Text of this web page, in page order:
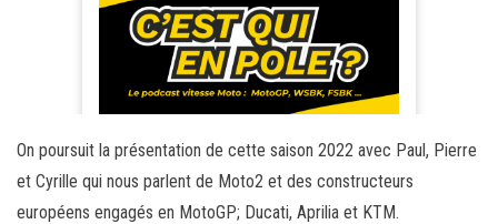
On poursuit la présentation de cette saison 2022 avec Paul, Pierre
et Cyrille qui nous parlent de Moto2 et des constructeurs
européens engagés en MotoGP; Ducati, Aprilia et KTM.